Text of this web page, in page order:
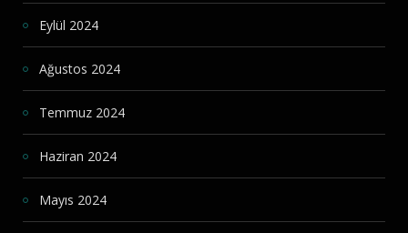
Eylül 2024
Ağustos 2024
Temmuz 2024
Haziran 2024
Mayıs 2024